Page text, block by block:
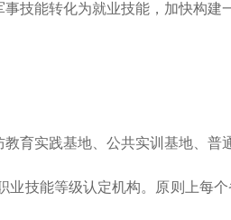
技能转化为就业技能，加快构建
育实践基地、公共实训基地、普
技能等级认定机构。原则上每